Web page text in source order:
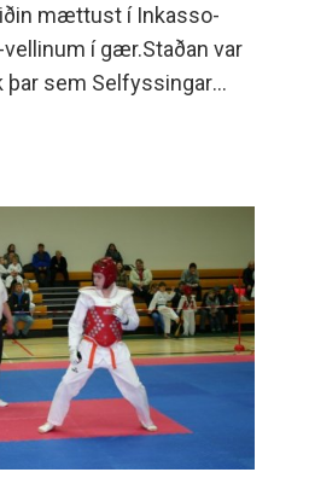
mættust í Inkasso-
vellinum í gær.Staðan var
þar sem Selfyssingar